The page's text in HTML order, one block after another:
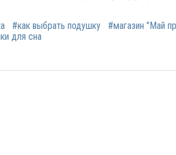
#как выбрать подушку
#магазин "Май
для сна